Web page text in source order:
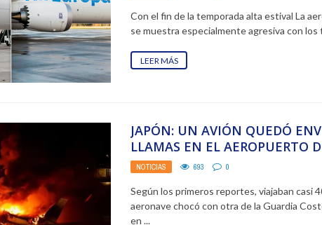
Con el fin de la temporada alta estival La
se muestra especialmente agresiva con los
LEER MÁS
JAPÓN: UN AVIÓN QUEDÓ
LLAMAS EN EL AEROPUERTO
NOTICIAS 693 0
Según los primeros reportes, viajaban casi
aeronave chocó con otra de la Guardia
en ...